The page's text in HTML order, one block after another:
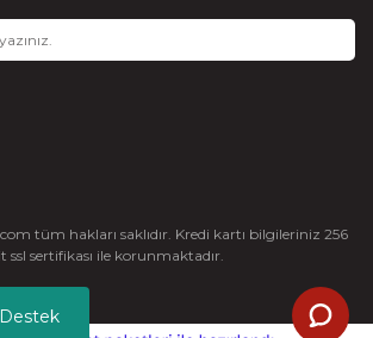
tüm hakları saklıdır. Kredi kartı bilgileriniz 256
ssl sertifikası ile korunmaktadır.